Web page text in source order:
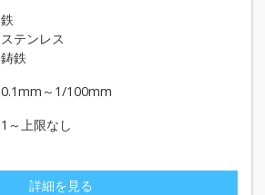
鉄
ステンレス
鋳鉄
0.1mm～1/100mm
1～上限なし
詳細を見る